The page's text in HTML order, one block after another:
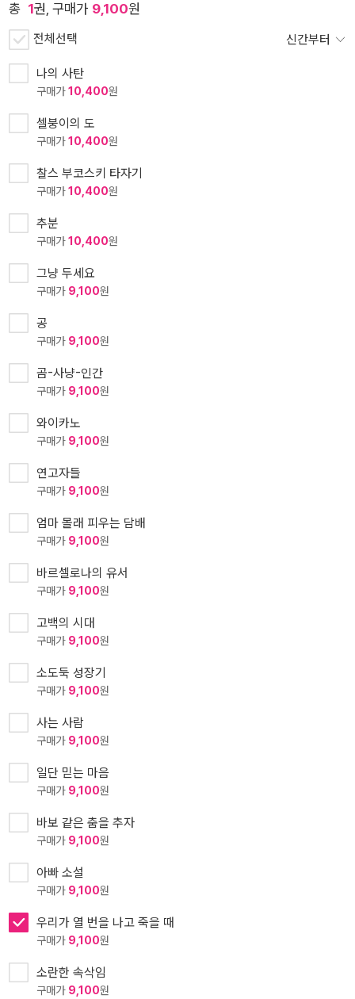
총 1권, 구매가 9,100원
전체선택 신간부터
나의 사탄
구매가10,400원
셀붕이의 도
구매가10,400원
찰스 부코스키 타자기
구매가10,400원
추분
구매가10,400원
그냥 두세요
구매가 9,100원
공
구매가 9,100원
곰-사냥-인간
구매가 9,100원
와이카노
구매가 9,100원
연고자들
구매가 9,100원
엄마 몰래 피우는 담배
구매가 9,100원
바르셀로나의 유서
구매가 9,100원
고백의 시대
구매가 9,100원
소도둑 성장기
구매가 9,100원
사는 사람
구매가 9,100원
일단 믿는 마음
구매가 9,100원
바보 같은 춤을 추자
구매가 9,100원
아빠 소설
구매가 9,100원
우리가 열 번을 나고 죽을 때
구매가 9,100원
소란한 속삭임
구매가 9,100원